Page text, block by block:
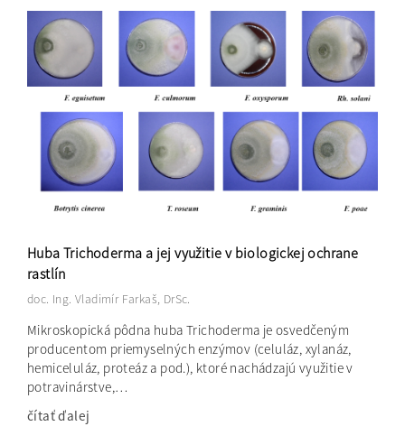
Huba Trichoderma a jej využitie v biologickej ochrane
rastlín
doc. Ing. Vladimír Farkaš, DrSc.
Mikroskopická pôdna huba Trichoderma je osvedčeným
producentom priemyselných enzýmov (celuláz, xylanáz,
hemiceluláz, proteáz a pod.), ktoré nachádzajú využitie v
potravinárstve,…
čítať ďalej